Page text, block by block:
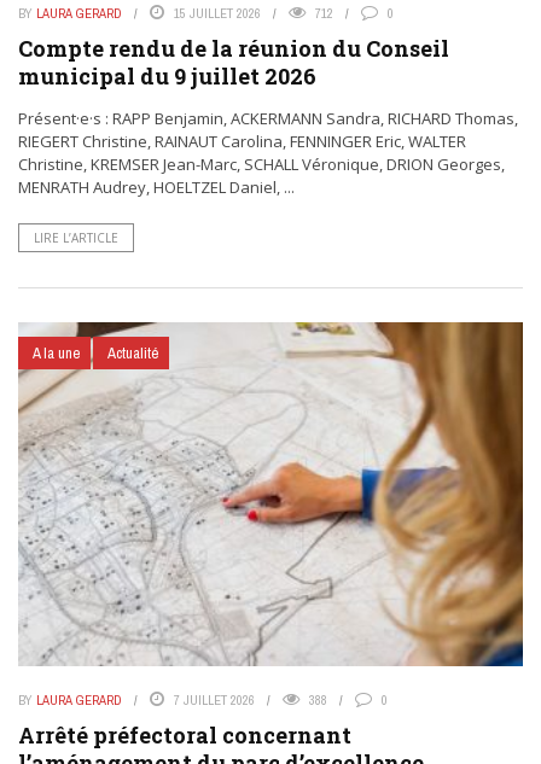
BY LAURA GERARD 15 JUILLET 2026 712 0
Compte rendu de la réunion du Conseil
municipal du 9 juillet 2026
Présent·e·s : RAPP Benjamin, ACKERMANN Sandra, RICHARD Thomas,
RIEGERT Christine, RAINAUT Carolina, FENNINGER Eric, WALTER
Christine, KREMSER Jean-Marc, SCHALL Véronique, DRION Georges,
MENRATH Audrey, HOELTZEL Daniel, ...
LIRE L’ARTICLE
A la une Actualité
BY LAURA GERARD 7 JUILLET 2026 388 0
Arrêté préfectoral concernant